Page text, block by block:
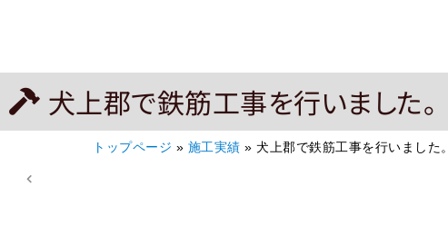
犬上郡で鉄筋工事を行いました。
トップページ » 施工実績 » 犬上郡で鉄筋工事を行いました。